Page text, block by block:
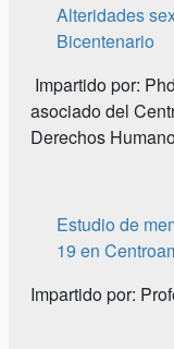
Alteridades
Bicentenario
Impartido por:
asociado del
Derechos
Estudio de
19 en
Impartido por: